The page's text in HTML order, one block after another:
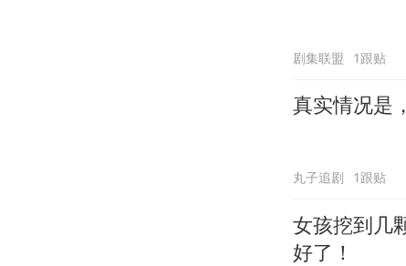
剧集联盟 1跟贴
真实情况是
丸子追剧 1跟贴
女孩挖到几
好了！